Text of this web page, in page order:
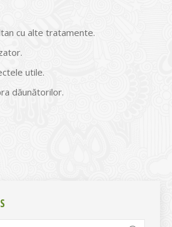
cu alte tratamente.
utile.
dăunătorilor.